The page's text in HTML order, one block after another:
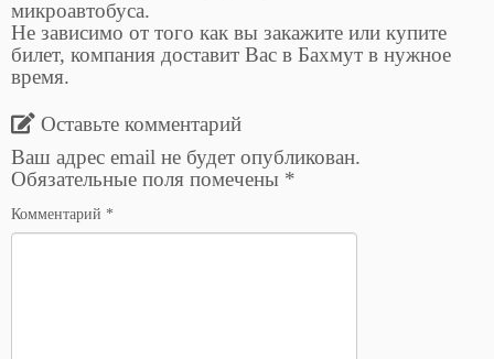
микроавтобуса.
Не зависимо от того как вы закажите или купите
билет, компания доставит Вас в Бахмут в нужное
время.
Оставьте комментарий
Ваш адрес email не будет опубликован.
Обязательные поля помечены *
Комментарий *